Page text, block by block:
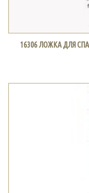
16306 ЛОЖКА ДЛЯ